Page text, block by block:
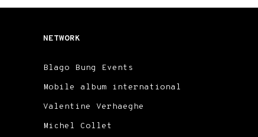
NETWORK
Blago Bung Events
Mobile album international
Valentine Verhaeghe
Michel Collet